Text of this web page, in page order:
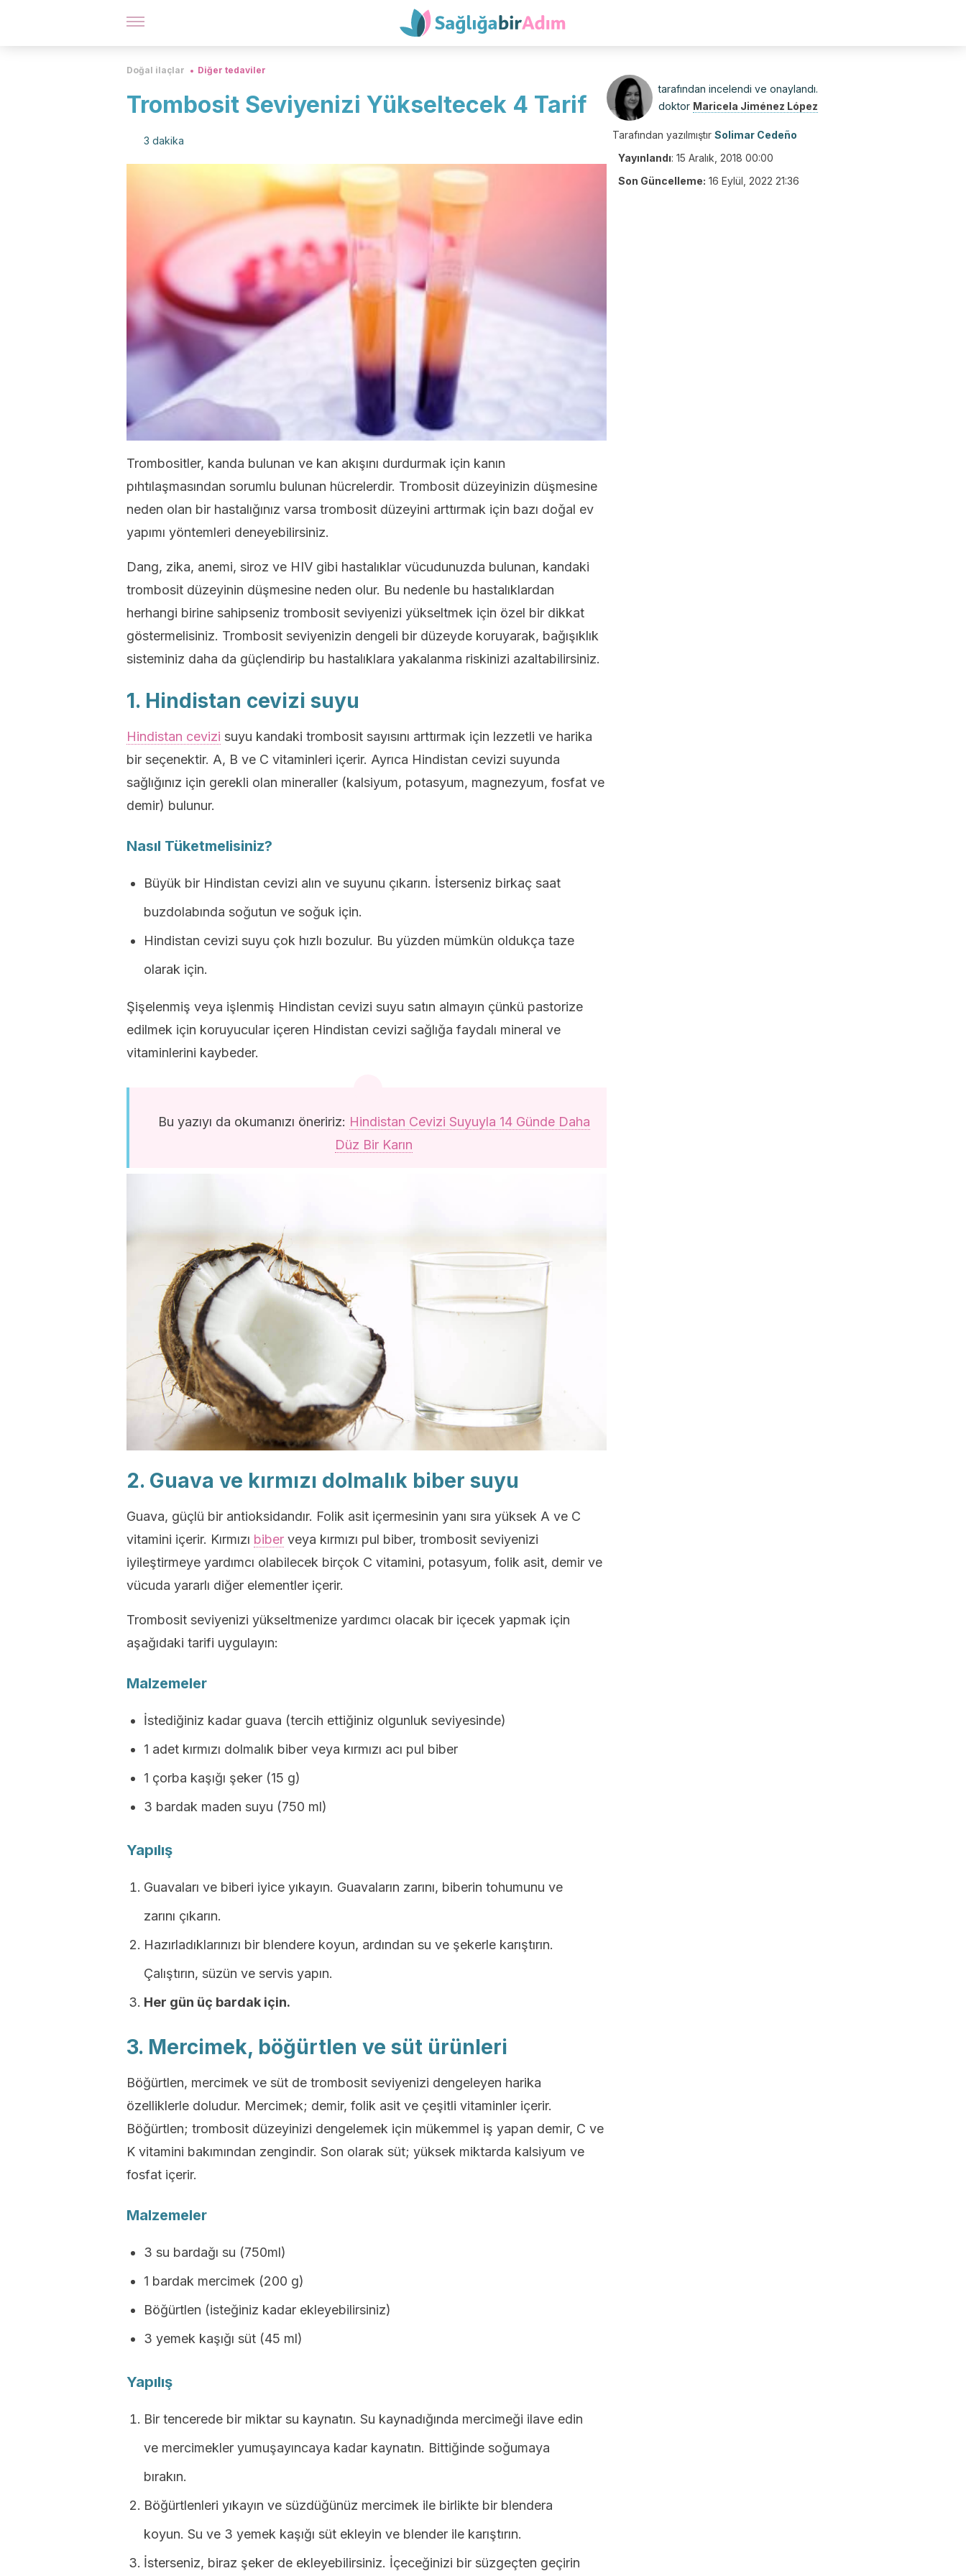
Doğal ilaçlar Diğer tedaviler
Trombosit Seviyenizi Yükseltecek 4 Tarif
3 dakika
Trombositler, kanda bulunan ve kan akışını durdurmak için kanın
pıhtılaşmasından sorumlu bulunan hücrelerdir. Trombosit düzeyinizin düşmesine
neden olan bir hastalığınız varsa trombosit düzeyini arttırmak için bazı doğal ev
yapımı yöntemleri deneyebilirsiniz.
Dang, zika, anemi, siroz ve HIV gibi hastalıklar vücudunuzda bulunan, kandaki
trombosit düzeyinin düşmesine neden olur. Bu nedenle bu hastalıklardan
herhangi birine sahipseniz trombosit seviyenizi yükseltmek için özel bir dikkat
göstermelisiniz. Trombosit seviyenizin dengeli bir düzeyde koruyarak, bağışıklık
sisteminiz daha da güçlendirip bu hastalıklara yakalanma riskinizi azaltabilirsiniz.
1. Hindistan cevizi suyu
Hindistan cevizi suyu kandaki trombosit sayısını arttırmak için lezzetli ve harika
bir seçenektir. A, B ve C vitaminleri içerir. Ayrıca Hindistan cevizi suyunda
sağlığınız için gerekli olan mineraller (kalsiyum, potasyum, magnezyum, fosfat ve
demir) bulunur.
Nasıl Tüketmelisiniz?
Büyük bir Hindistan cevizi alın ve suyunu çıkarın. İsterseniz birkaç saat
buzdolabında soğutun ve soğuk için.
Hindistan cevizi suyu çok hızlı bozulur. Bu yüzden mümkün oldukça taze
olarak için.
Şişelenmiş veya işlenmiş Hindistan cevizi suyu satın almayın çünkü pastorize
edilmek için koruyucular içeren Hindistan cevizi sağlığa faydalı mineral ve
vitaminlerini kaybeder.
Bu yazıyı da okumanızı öneririz: Hindistan Cevizi Suyuyla 14 Günde Daha
Düz Bir Karın
2. Guava ve kırmızı dolmalık biber suyu
Guava, güçlü bir antioksidandır. Folik asit içermesinin yanı sıra yüksek A ve C
vitamini içerir. Kırmızı biber veya kırmızı pul biber, trombosit seviyenizi
iyileştirmeye yardımcı olabilecek birçok C vitamini, potasyum, folik asit, demir ve
vücuda yararlı diğer elementler içerir.
Trombosit seviyenizi yükseltmenize yardımcı olacak bir içecek yapmak için
aşağıdaki tarifi uygulayın:
Malzemeler
İstediğiniz kadar guava (tercih ettiğiniz olgunluk seviyesinde)
1 adet kırmızı dolmalık biber veya kırmızı acı pul biber
1 çorba kaşığı şeker (15 g)
3 bardak maden suyu (750 ml)
Yapılış
Guavaları ve biberi iyice yıkayın. Guavaların zarını, biberin tohumunu ve
zarını çıkarın.
Hazırladıklarınızı bir blendere koyun, ardından su ve şekerle karıştırın.
Çalıştırın, süzün ve servis yapın.
Her gün üç bardak için.
3. Mercimek, böğürtlen ve süt ürünleri
Böğürtlen, mercimek ve süt de trombosit seviyenizi dengeleyen harika
özelliklerle doludur. Mercimek; demir, folik asit ve çeşitli vitaminler içerir.
Böğürtlen; trombosit düzeyinizi dengelemek için mükemmel iş yapan demir, C ve
K vitamini bakımından zengindir. Son olarak süt; yüksek miktarda kalsiyum ve
fosfat içerir.
Malzemeler
3 su bardağı su (750ml)
1 bardak mercimek (200 g)
Böğürtlen (isteğiniz kadar ekleyebilirsiniz)
3 yemek kaşığı süt (45 ml)
Yapılış
Bir tencerede bir miktar su kaynatın. Su kaynadığında mercimeği ilave edin
ve mercimekler yumuşayıncaya kadar kaynatın. Bittiğinde soğumaya
bırakın.
Böğürtlenleri yıkayın ve süzdüğünüz mercimek ile birlikte bir blendera
koyun. Su ve 3 yemek kaşığı süt ekleyin ve blender ile karıştırın.
İsterseniz, biraz şeker de ekleyebilirsiniz. İçeceğinizi bir süzgeçten geçirin
tarafından incelendi ve onaylandı.
doktor Maricela Jiménez López
Tarafından yazılmıştır Solimar Cedeño
Yayınlandı: 15 Aralık, 2018 00:00
Son Güncelleme: 16 Eylül, 2022 21:36